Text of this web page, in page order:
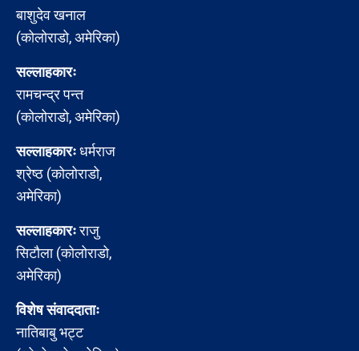
बाशुदेव खनाल
(कोलोराडो, अमेरिका)
सल्लाहकारः
रामचन्द्र पन्त
(कोलोराडो, अमेरिका)
सल्लाहकारःधर्मराज
श्रेष्ठ (कोलोराडो,
अमेरिका)
सल्लाहकारःराजु
सिटौला (कोलोराडो,
अमेरिका)
विशेष संवाददाताः
नातिबाबु भट्ट